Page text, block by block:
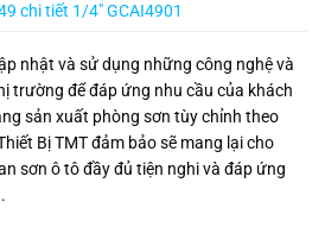
chi tiết 1/4″ GCAI4901
nhật và sử dụng những công nghệ và
trường để đáp ứng nhu cầu của khách
sản xuất phòng sơn tùy chỉnh theo
Bị TMT đảm bảo sẽ mang lại cho
sơn ô tô đầy đủ tiện nghi và đáp ứng